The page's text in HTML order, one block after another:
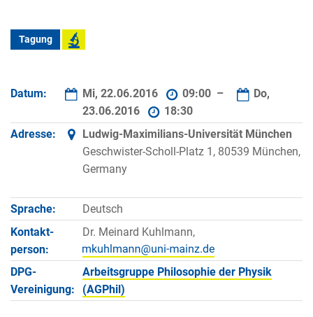
Tagung
Datum: Mi, 22.06.2016 09:00 –
Do,
23.06.2016
18:30
Adresse:
Ludwig-Maximilians-Universität München
Geschwister-Scholl-Platz 1, 80539 München,
Germany
Sprache:
Deutsch
Kontakt­
person:
Dr. Meinard Kuhlmann,
DPG-
Vereinigung:
Arbeitsgruppe Philosophie der Physik
(AGPhil)